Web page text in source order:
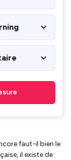
faut-il bien le
il existe de